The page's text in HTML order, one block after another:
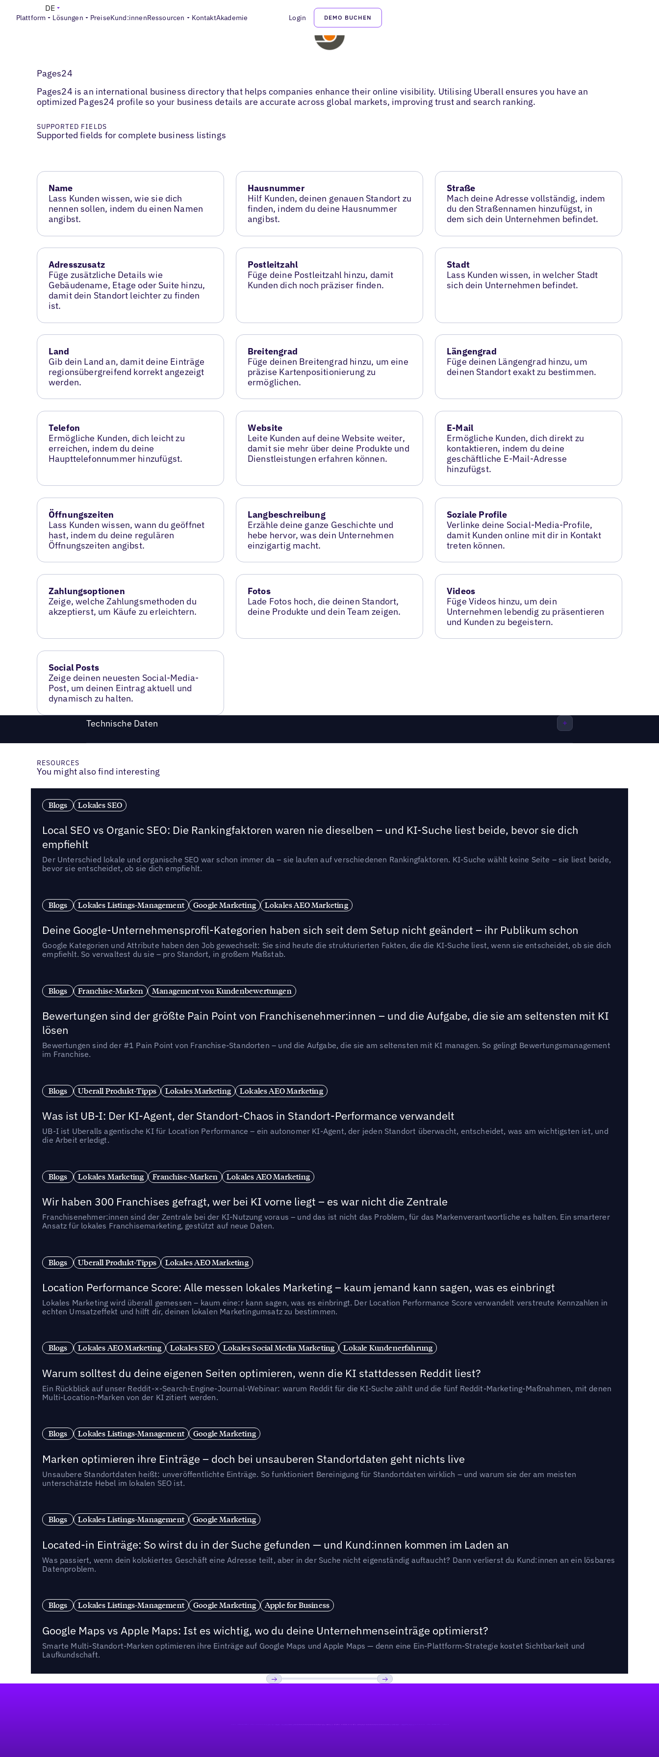
Plattform Lösungen PreiseKund:innenRessourcen KontaktAkademie Login DEMO BUCHEN
DE
Pages24
Pages24 is an international business directory that helps companies enhance their online visibility. Utilising Uberall ensures you have an
optimized Pages24 profile so your business details are accurate across global markets, improving trust and search ranking.
SUPPORTED FIELDS
Supported fields for complete business listings
Name
Lass Kunden wissen, wie sie dich
nennen sollen, indem du einen Namen
angibst.
Hausnummer
Hilf Kunden, deinen genauen Standort zu
finden, indem du deine Hausnummer
angibst.
Straße
Mach deine Adresse vollständig, indem
du den Straßennamen hinzufügst, in
dem sich dein Unternehmen befindet.
Adresszusatz
Füge zusätzliche Details wie
Gebäudename, Etage oder Suite hinzu,
damit dein Standort leichter zu finden
ist.
Postleitzahl
Füge deine Postleitzahl hinzu, damit
Kunden dich noch präziser finden.
Stadt
Lass Kunden wissen, in welcher Stadt
sich dein Unternehmen befindet.
Land
Gib dein Land an, damit deine Einträge
regionsübergreifend korrekt angezeigt
werden.
Breitengrad
Füge deinen Breitengrad hinzu, um eine
präzise Kartenpositionierung zu
ermöglichen.
Längengrad
Füge deinen Längengrad hinzu, um
deinen Standort exakt zu bestimmen.
Telefon
Ermögliche Kunden, dich leicht zu
erreichen, indem du deine
Haupttelefonnummer hinzufügst.
Website
Leite Kunden auf deine Website weiter,
damit sie mehr über deine Produkte und
Dienstleistungen erfahren können.
E-Mail
Ermögliche Kunden, dich direkt zu
kontaktieren, indem du deine
geschäftliche E-Mail-Adresse
hinzufügst.
Öffnungszeiten
Lass Kunden wissen, wann du geöffnet
hast, indem du deine regulären
Öffnungszeiten angibst.
Langbeschreibung
Erzähle deine ganze Geschichte und
hebe hervor, was dein Unternehmen
einzigartig macht.
Soziale Profile
Verlinke deine Social-Media-Profile,
damit Kunden online mit dir in Kontakt
treten können.
Zahlungsoptionen
Zeige, welche Zahlungsmethoden du
akzeptierst, um Käufe zu erleichtern.
Fotos
Lade Fotos hoch, die deinen Standort,
deine Produkte und dein Team zeigen.
Videos
Füge Videos hinzu, um dein
Unternehmen lebendig zu präsentieren
und Kunden zu begeistern.
Social Posts
Zeige deinen neuesten Social-Media-
Post, um deinen Eintrag aktuell und
dynamisch zu halten.
Technische Daten
RESOURCES
You might also find interesting
Blogs Lokales SEO
Local SEO vs Organic SEO: Die Rankingfaktoren waren nie dieselben – und KI-Suche liest beide, bevor sie dich
empfiehlt
Der Unterschied lokale und organische SEO war schon immer da – sie laufen auf verschiedenen Rankingfaktoren. KI-Suche wählt keine Seite – sie liest beide,
bevor sie entscheidet, ob sie dich empfiehlt.
Blogs Lokales Listings-Management Google Marketing Lokales AEO Marketing
Deine Google-Unternehmensprofil-Kategorien haben sich seit dem Setup nicht geändert – ihr Publikum schon
Google Kategorien und Attribute haben den Job gewechselt: Sie sind heute die strukturierten Fakten, die die KI-Suche liest, wenn sie entscheidet, ob sie dich
empfiehlt. So verwaltest du sie – pro Standort, in großem Maßstab.
Blogs Franchise-Marken Management von Kundenbewertungen
Bewertungen sind der größte Pain Point von Franchisenehmer:innen – und die Aufgabe, die sie am seltensten mit KI
lösen
Bewertungen sind der #1 Pain Point von Franchise-Standorten – und die Aufgabe, die sie am seltensten mit KI managen. So gelingt Bewertungsmanagement
im Franchise.
Blogs Uberall Produkt-Tipps Lokales Marketing Lokales AEO Marketing
Was ist UB-I: Der KI-Agent, der Standort-Chaos in Standort-Performance verwandelt
UB-I ist Uberalls agentische KI für Location Performance – ein autonomer KI-Agent, der jeden Standort überwacht, entscheidet, was am wichtigsten ist, und
die Arbeit erledigt.
Blogs Lokales Marketing Franchise-Marken Lokales AEO Marketing
Wir haben 300 Franchises gefragt, wer bei KI vorne liegt – es war nicht die Zentrale
Franchisenehmer:innen sind der Zentrale bei der KI-Nutzung voraus – und das ist nicht das Problem, für das Markenverantwortliche es halten. Ein smarterer
Ansatz für lokales Franchisemarketing, gestützt auf neue Daten.
Blogs Uberall Produkt-Tipps Lokales AEO Marketing
Location Performance Score: Alle messen lokales Marketing – kaum jemand kann sagen, was es einbringt
Lokales Marketing wird überall gemessen – kaum eine:r kann sagen, was es einbringt. Der Location Performance Score verwandelt verstreute Kennzahlen in
echten Umsatzeffekt und hilft dir, deinen lokalen Marketingumsatz zu bestimmen.
Blogs Lokales AEO Marketing Lokales SEO Lokales Social Media Marketing Lokale Kundenerfahrung
Warum solltest du deine eigenen Seiten optimieren, wenn die KI stattdessen Reddit liest?
Ein Rückblick auf unser Reddit-×-Search-Engine-Journal-Webinar: warum Reddit für die KI-Suche zählt und die fünf Reddit-Marketing-Maßnahmen, mit denen
Multi-Location-Marken von der KI zitiert werden.
Blogs Lokales Listings-Management Google Marketing
Marken optimieren ihre Einträge – doch bei unsauberen Standortdaten geht nichts live
Unsaubere Standortdaten heißt: unveröffentlichte Einträge. So funktioniert Bereinigung für Standortdaten wirklich – und warum sie der am meisten
unterschätzte Hebel im lokalen SEO ist.
Blogs Lokales Listings-Management Google Marketing
Located-in Einträge: So wirst du in der Suche gefunden — und Kund:innen kommen im Laden an
Was passiert, wenn dein kolokiertes Geschäft eine Adresse teilt, aber in der Suche nicht eigenständig auftaucht? Dann verlierst du Kund:innen an ein lösbares
Datenproblem.
Blogs Lokales Listings-Management Google Marketing Apple for Business
Google Maps vs Apple Maps: Ist es wichtig, wo du deine Unternehmenseinträge optimierst?
Smarte Multi-Standort-Marken optimieren ihre Einträge auf Google Maps und Apple Maps — denn eine Ein-Plattform-Strategie kostet Sichtbarkeit und
Laufkundschaft.